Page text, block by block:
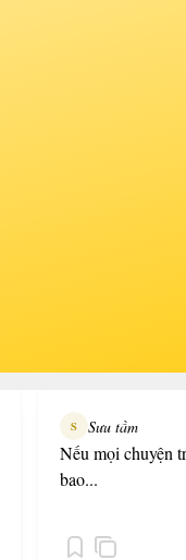
S Sưu tầm
Nếu mọi chuyện
bao...